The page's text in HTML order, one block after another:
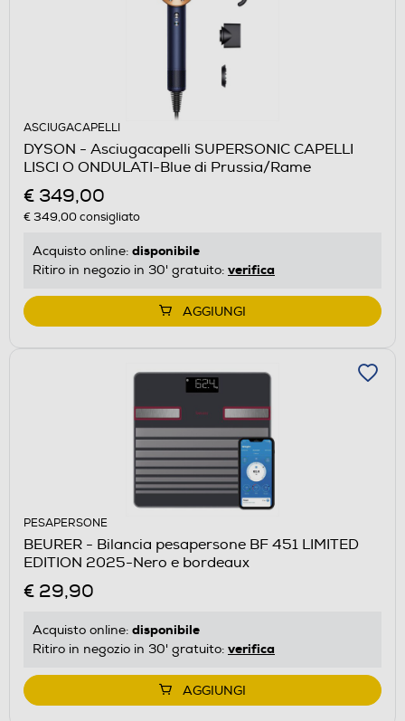
ASCIUGACAPELLI
DYSON - Asciugacapelli SUPERSONIC CAPELLI
LISCI O ONDULATI-Blue di Prussia/Rame
€ 349,00
€ 349,00consigliato
Acquisto online: disponibile
Ritiro in negozio in 30' gratuito: verifica
AGGIUNGI
PESAPERSONE
BEURER - Bilancia pesapersone BF 451 LIMITED
EDITION 2025-Nero e bordeaux
€ 29,90
Acquisto online: disponibile
Ritiro in negozio in 30' gratuito: verifica
AGGIUNGI